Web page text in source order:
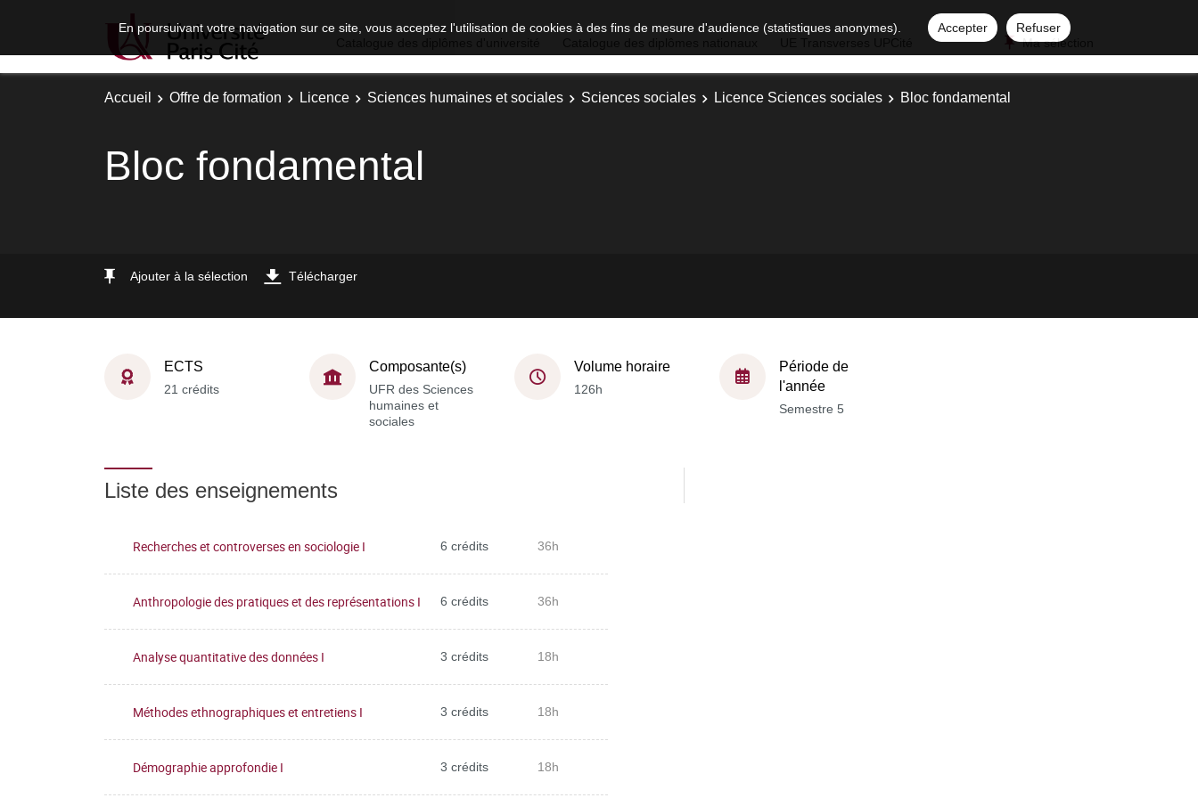
En poursuivant votre navigation sur ce site, vous acceptez l'utilisation de cookies à des fins de mesure d'audience (statistiques anonymes). Accepter
Refuser
Ma sélection
Accueil Offre de formation Licence Sciences humaines et sociales Sciences sociales Licence Sciences sociales Bloc fondamental
Bloc fondamental
Ajouter à la sélection Télécharger
ECTS
21 crédits
Composante(s)
UFR des Sciences
humaines et
sociales
Volume horaire
126h
Période de
l'année
Semestre 5
Liste des enseignements
Recherches et controverses en sociologie I 6 crédits 36h
Anthropologie des pratiques et des représentations I 6 crédits 36h
Analyse quantitative des données I 3 crédits 18h
Méthodes ethnographiques et entretiens I 3 crédits 18h
Démographie approfondie I 3 crédits 18h